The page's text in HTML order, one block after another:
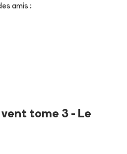
amis :
tome 3 - Le